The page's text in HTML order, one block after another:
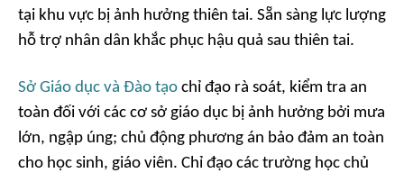
tại khu vực bị ảnh hưởng thiên tai. Sẵn sàng lực lượng
hỗ trợ nhân dân khắc phục hậu quả sau thiên tai.
Sở Giáo dục và Đào tạo chỉ đạo rà soát, kiểm tra an
toàn đối với các cơ sở giáo dục bị ảnh hưởng bởi mưa
lớn, ngập úng; chủ động phương án bảo đảm an toàn
cho học sinh, giáo viên. Chỉ đạo các trường học chủ